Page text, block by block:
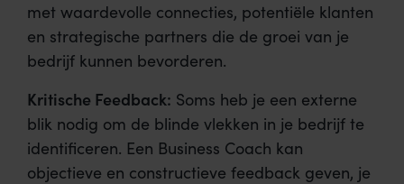
met waardevolle connecties, potentiële klanten
en strategische partners die de groei van je
bedrijf kunnen bevorderen.
Kritische Feedback: Soms heb je een externe
blik nodig om de blinde vlekken in je bedrijf te
identificeren. Een Business Coach kan
objectieve en constructieve feedback geven, je